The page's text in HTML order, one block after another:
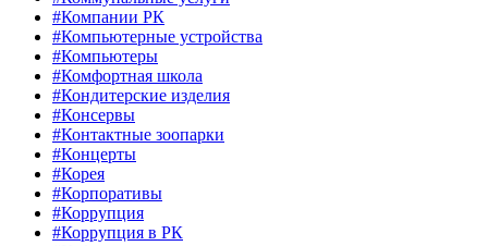
#Компании РК
#Компьютерные устройства
#Компьютеры
#Комфортная школа
#Кондитерские изделия
#Консервы
#Контактные зоопарки
#Концерты
#Корея
#Корпоративы
#Коррупция
#Коррупция в РК